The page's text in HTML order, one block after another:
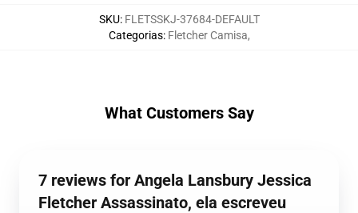
SKU: FLETSSKJ-37684-DEFAULT
Categorias: Fletcher Camisa,
What Customers Say
7 reviews for Angela Lansbury Jessica
Fletcher Assassinato, ela escreveu